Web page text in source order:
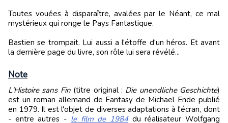
Toutes vouées à disparaître, avalées par le Néant, ce mal
mystérieux qui ronge le Pays Fantastique.
Bastien se trompait. Lui aussi a l'étoffe d'un héros. Et avant
la dernière page du livre, son rôle lui sera révélé...
Note
L'Histoire sans Fin(titre original : Die unendliche Geschichte)
est un roman allemand de Fantasy de Michael Ende publié
en 1979. Il est l'objet de diverses adaptations à l'écran, dont
- entre autres - le film de 1984du réalisateur Wolfgang